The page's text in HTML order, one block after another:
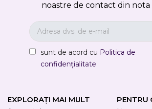
noastre de contact din nota
sunt de acord cu Politica de
confidențialitate
EXPLORAȚI MAI MULT
PENTRU